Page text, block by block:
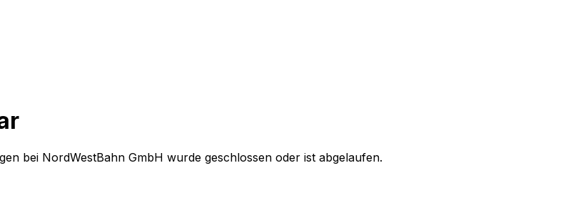
bei NordWestBahn GmbH wurde geschlossen oder ist abgelaufen.